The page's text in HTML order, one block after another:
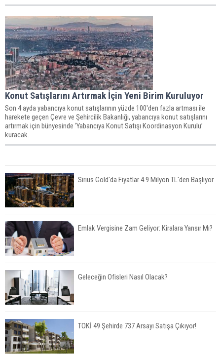
Konut Satışlarını Artırmak İçin Yeni Birim Kuruluyor
Son 4 ayda yabancıya konut satışlarının yüzde 100'den fazla artması ile
harekete geçen Çevre ve Şehircilik Bakanlığı, yabancıya konut satışlarını
artırmak için bünyesinde ‘Yabancıya Konut Satışı Koordinasyon Kurulu’
kuracak.
Sirius Gold'da Fiyatlar 4.9 Milyon TL'den Başlıyor
Emlak Vergisine Zam Geliyor: Kiralara Yansır Mı?
Geleceğin Ofisleri Nasıl Olacak?
TOKİ 49 Şehirde 737 Arsayı Satışa Çıkıyor!